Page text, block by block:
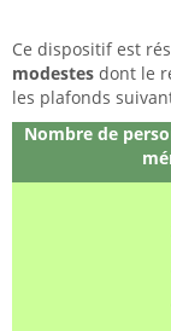
Ce dispositif est
modestes dont le
les plafonds
Nombre de